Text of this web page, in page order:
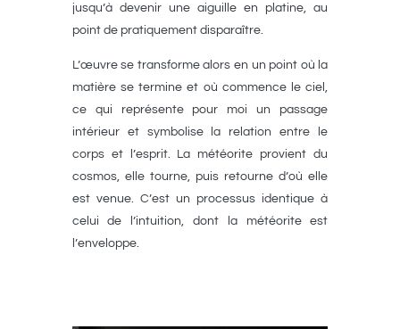
jusqu’à devenir une aiguille en platine, au
point de pratiquement disparaître.
L’œuvre se transforme alors en un point où la
matière se termine et où commence le ciel,
ce qui représente pour moi un passage
intérieur et symbolise la relation entre le
corps et l’esprit. La météorite provient du
cosmos, elle tourne, puis retourne d’où elle
est venue. C’est un processus identique à
celui de l’intuition, dont la météorite est
l’enveloppe.